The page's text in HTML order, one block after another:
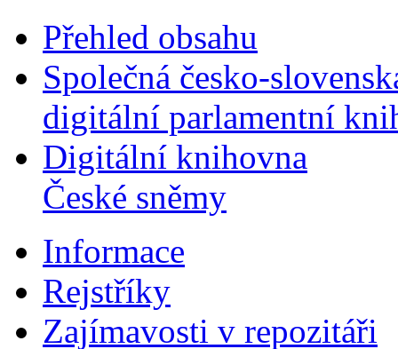
Přehled obsahu
Společná česko-
digitální parlamentní
Digitální knihovna
České sněmy
Informace
Rejstříky
Zajímavosti v repozitáři